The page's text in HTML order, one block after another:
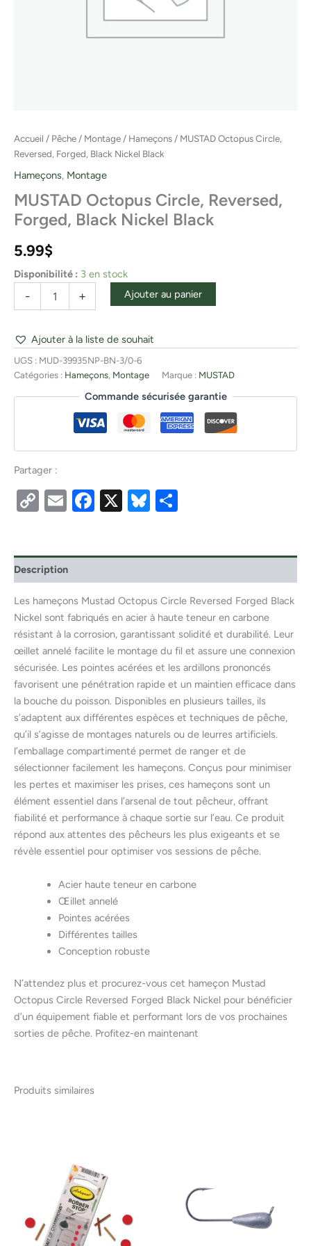
Accueil / Pêche / Montage / Hameçons / MUSTAD Octopus Circle,
Reversed, Forged, Black Nickel Black
Hameçons, Montage
MUSTAD Octopus Circle, Reversed,
Forged, Black Nickel Black
5.99$
Disponibilité : 3 en stock
- + Ajouter au panier
Ajouter à la liste de souhait
UGS : MUD-39935NP-BN-3/0-6
Catégories : Hameçons, Montage Marque : MUSTAD
Commande sécurisée garantie
Partager :
CopyEmailFacebook
X Bluesky
Description
Les hameçons Mustad Octopus Circle Reversed Forged Black
Nickel sont fabriqués en acier à haute teneur en carbone
résistant à la corrosion, garantissant solidité et durabilité. Leur
œillet annelé facilite le montage du fil et assure une connexion
sécurisée. Les pointes acérées et les ardillons prononcés
favorisent une pénétration rapide et un maintien efficace dans
la bouche du poisson. Disponibles en plusieurs tailles, ils
s’adaptent aux différentes espèces et techniques de pêche,
qu’il s’agisse de montages naturels ou de leurres artificiels.
l’emballage compartimenté permet de ranger et de
sélectionner facilement les hameçons. Conçus pour minimiser
les pertes et maximiser les prises, ces hameçons sont un
élément essentiel dans l’arsenal de tout pêcheur, offrant
fiabilité et performance à chaque sortie sur l’eau. Ce produit
répond aux attentes des pêcheurs les plus exigeants et se
révèle essentiel pour optimiser vos sessions de pêche.
Acier haute teneur en carbone
Œillet annelé
Pointes acérées
Différentes tailles
Conception robuste
N’attendez plus et procurez-vous cet hameçon Mustad
Octopus Circle Reversed Forged Black Nickel pour bénéficier
d’un équipement fiable et performant lors de vos prochaines
sorties de pêche. Profitez-en maintenant
Produits similaires